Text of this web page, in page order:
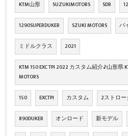
KTM山形 SUZUKIMOTORS SDR
1290SUPERDUKER SZUKI MOTORS バ
ミドルクラス 2021
KTM 150 EXC TPI 2022 カスタム紹介♪山形県
MOTORS
150 EXCTPI カスタム 2ストロー
890DUKER オンロード 新モデル